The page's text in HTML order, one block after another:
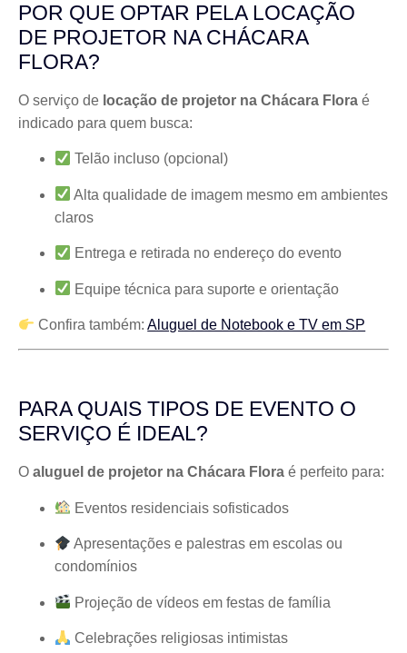
POR QUE OPTAR PELA LOCAÇÃO
DE PROJETOR NA CHÁCARA
FLORA?
O serviço de locação de projetor na Chácara Flora é
indicado para quem busca:
Telão incluso (opcional)
Alta qualidade de imagem mesmo em ambientes
claros
Entrega e retirada no endereço do evento
Equipe técnica para suporte e orientação
Confira também:Aluguel de Notebook e TV em SP
PARA QUAIS TIPOS DE EVENTO O
SERVIÇO É IDEAL?
O aluguel de projetor na Chácara Flora é perfeito para:
Eventos residenciais sofisticados
Apresentações e palestras em escolas ou
condomínios
Projeção de vídeos em festas de família
Celebrações religiosas intimistas